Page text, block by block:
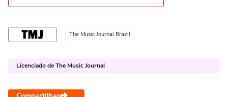
The Music Journal Brazil
Licenciado de The Music Journal